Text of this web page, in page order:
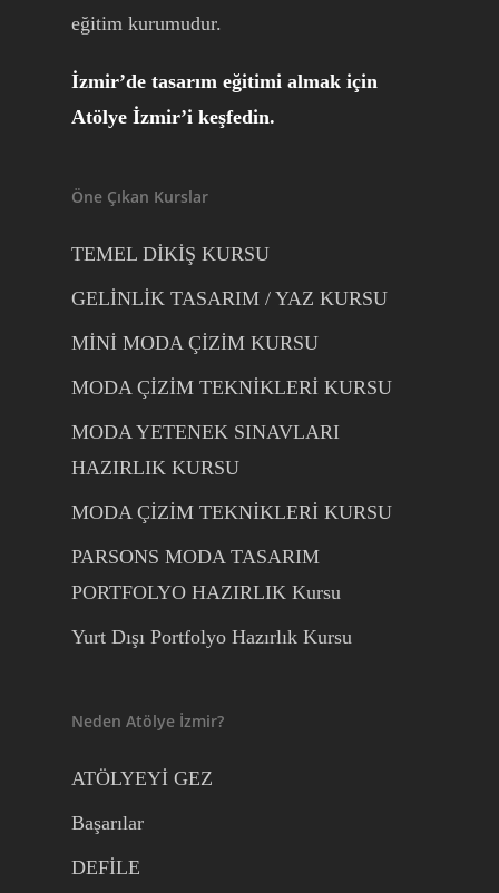
eğitim kurumudur.
İzmir’de tasarım eğitimi almak için
Atölye İzmir’i keşfedin.
Öne Çıkan Kurslar
TEMEL DİKİŞ KURSU
GELİNLİK TASARIM / YAZ KURSU
MİNİ MODA ÇİZİM KURSU
MODA ÇİZİM TEKNİKLERİ KURSU
MODA YETENEK SINAVLARI
HAZIRLIK KURSU
MODA ÇİZİM TEKNİKLERİ KURSU
PARSONS MODA TASARIM
PORTFOLYO HAZIRLIK Kursu
Yurt Dışı Portfolyo Hazırlık Kursu
Neden Atölye İzmir?
ATÖLYEYİ GEZ
Başarılar
DEFİLE